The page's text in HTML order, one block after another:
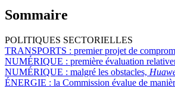
Sommaire
POLITIQUES SECTORIELLES
TRANSPORTS : premier projet de
NUMÉRIQUE : première évaluation
NUMÉRIQUE : malgré les obstacles,
ÉNERGIE : la Commission évalue de